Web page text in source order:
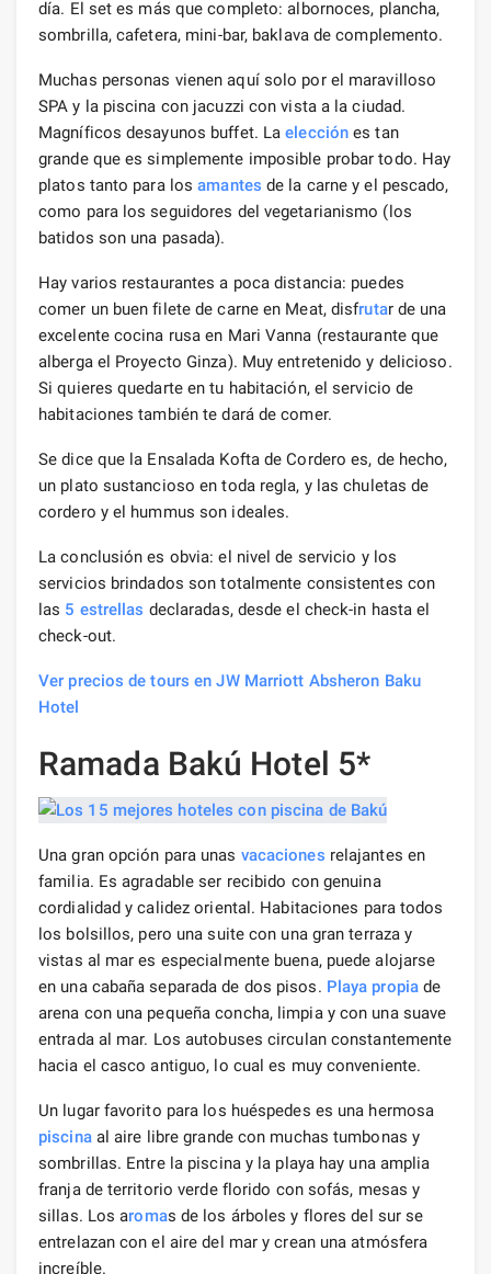
día. El set es más que completo: albornoces, plancha,
sombrilla, cafetera, mini-bar, baklava de complemento.
Muchas personas vienen aquí solo por el maravilloso
SPA y la piscina con jacuzzi con vista a la ciudad.
Magníficos desayunos buffet. Laelección es tan
grande que es simplemente imposible probar todo. Hay
platos tanto para losamantes de la carne y el pescado,
como para los seguidores del vegetarianismo (los
batidos son una pasada).
Hay varios restaurantes a poca distancia: puedes
comer un buen filete de carne en Meat, disfrutar de una
excelente cocina rusa en Mari Vanna (restaurante que
alberga el Proyecto Ginza). Muy entretenido y delicioso.
Si quieres quedarte en tu habitación, el servicio de
habitaciones también te dará de comer.
Se dice que la Ensalada Kofta de Cordero es, de hecho,
un plato sustancioso en toda regla, y las chuletas de
cordero y el hummus son ideales.
La conclusión es obvia: el nivel de servicio y los
servicios brindados son totalmente consistentes con
las 5 estrellas declaradas, desde el check-in hasta el
check-out.
Ver precios de tours en JW Marriott Absheron Baku
Hotel
Ramada Bakú Hotel 5*
Una gran opción para unas vacaciones relajantes en
familia. Es agradable ser recibido con genuina
cordialidad y calidez oriental. Habitaciones para todos
los bolsillos, pero una suite con una gran terraza y
vistas al mar es especialmente buena, puede alojarse
en una cabaña separada de dos pisos. Playa propiade
arena con una pequeña concha, limpia y con una suave
entrada al mar. Los autobuses circulan constantemente
hacia el casco antiguo, lo cual es muy conveniente.
Un lugar favorito para los huéspedes es una hermosa
piscinaal aire libre grande con muchas tumbonas y
sombrillas. Entre la piscina y la playa hay una amplia
franja de territorio verde florido con sofás, mesas y
sillas. Los aromas de los árboles y flores del sur se
entrelazan con el aire del mar y crean una atmósfera
increíble.